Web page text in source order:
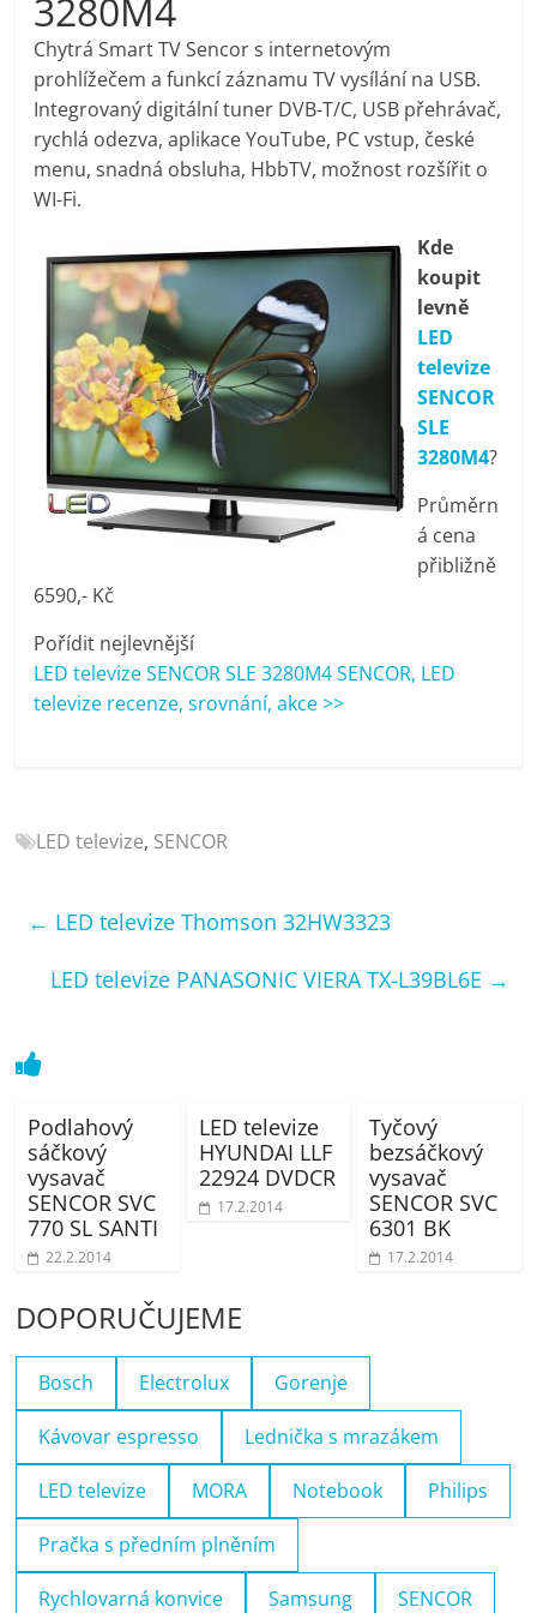
pračky,
televize,
notebooky,
mobilní
telefony,
kávovary,
bazény
Nejlepší
elektronika
Elektro
OK,
recenze,
pračky,
televize,
bazény
3280M4
Chytrá Smart TV Sencor s internetovým
prohlížečem a funkcí záznamu TV vysílání na USB.
Integrovaný digitální tuner DVB-T/C, USB přehrávač,
rychlá odezva, aplikace YouTube, PC vstup, české
menu, snadná obsluha, HbbTV, možnost rozšířit o
WI-Fi.
Kde
koupit
levně
LED
televize
SENCOR
SLE
3280M4?
Průměrn
á cena
přibližně
6590,- Kč
Pořídit nejlevnější
LED televize SENCOR SLE 3280M4 SENCOR, LED
televize recenze, srovnání, akce >>
LED televize, SENCOR
← LED televize Thomson 32HW3323
LED televize PANASONIC VIERA TX-L39BL6E →
Podlahový
sáčkový
vysavač
SENCOR SVC
770 SL SANTI
22.2.2014
LED televize
HYUNDAI LLF
22924 DVDCR
17.2.2014
Tyčový
bezsáčkový
vysavač
SENCOR SVC
6301 BK
17.2.2014
DOPORUČUJEME
Bosch Electrolux Gorenje
Kávovar espresso Lednička s mrazákem
LED televize MORA Notebook Philips
Pračka s předním plněním
Rychlovarná konvice Samsung SENCOR